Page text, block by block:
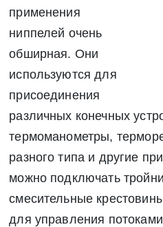
применения
ниппелей очень
обширная. Они
используются для
присоединения
различных конечных
термоманометры,
разного типа и другие
можно подключать
смесительные
для управления